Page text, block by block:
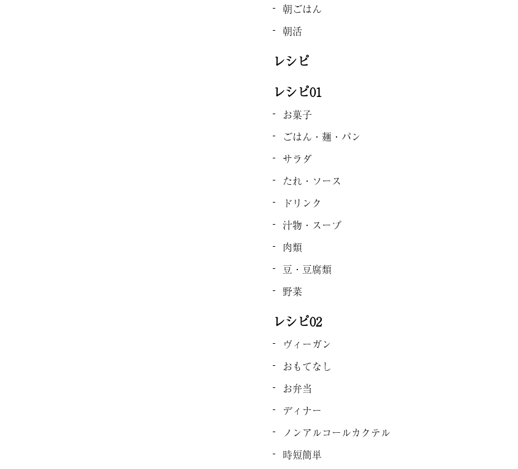
朝ごはん
朝活
レシピ
レシピ01
お菓子
ごはん・麺・パン
サラダ
たれ・ソース
ドリンク
汁物・スープ
肉類
豆・豆腐類
野菜
レシピ02
ヴィーガン
おもてなし
お弁当
ディナー
ノンアルコールカクテル
時短簡単